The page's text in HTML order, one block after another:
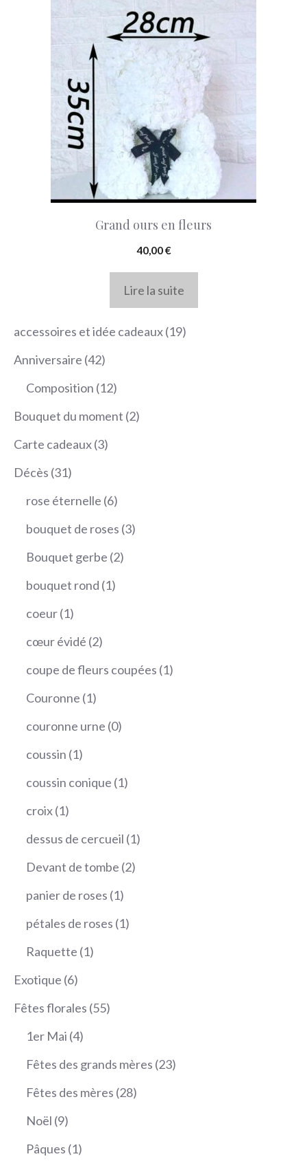
Grand ours en fleurs
40,00€
Lire la suite
accessoires et idée cadeaux 1919
Anniversaire 4242
produits
Composition 1212
produits
Bouquet du moment 22
Carte cadeaux 33
Décès 3131
produits
rose éternelle 66
produits
bouquet de roses 33
Bouquet gerbe 22
bouquet rond 11
coeur 11
produit
cœur évidé 22
produits
coupe de fleurs coupées 11
Couronne 11
produit
couronne urne 00
coussin 11
produit
coussin conique 11
croix 11
produit
dessus de cercueil 11
Devant de tombe 22
panier de roses 11
produit
pétales de roses 11
Raquette 11
Exotique 66
produits
Fêtes florales 5555
1er Mai 44
produits
Fêtes des grands mères 2323
Fêtes des mères 2828
Noël 99
produits
Pâques 11